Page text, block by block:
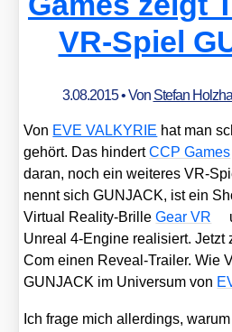
VR-Spiel
3.08.2015• Von Stefan
Von EVE VALKYRIE hat man
gehört. Das hin­dertCCP Games
dar­an, noch ein wei­te­res VR-
nennt sich GUNJACK, ist ein
Vir­tu­al Rea­li­ty-Bril­leGear VR
Unre­al 4‑Engine rea­li­siert.
Com einen Reve­al-Trai­ler. Wie
GUNJACK im Uni­ver­sum von
Ich fra­ge mich aller­dings,